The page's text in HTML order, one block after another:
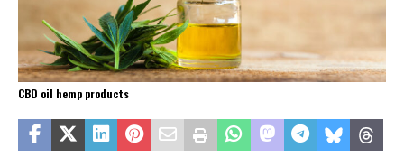
CBD oil hemp products